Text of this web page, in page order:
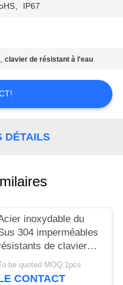
、IP67
,clavier de résistant à l'eau
DÉTAILS
inoxydable du
304 imperméables
de clavier
de temps
les boutons en
be quoted MOQ:1pcs
CONTACT